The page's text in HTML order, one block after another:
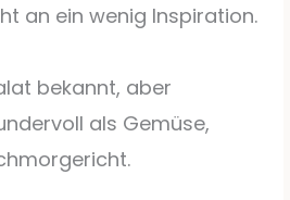
an ein wenig Inspiration.
bekannt, aber
als Gemüse,